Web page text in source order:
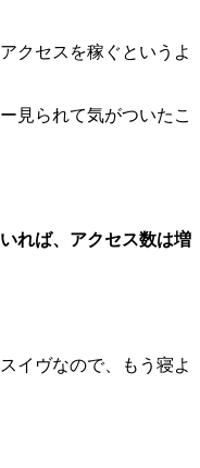
クセスを稼ぐというよ
見られて気がついたこ
れば、アクセス数は増
イヴなので、もう寝よ